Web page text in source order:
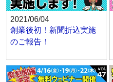
2021/06/04
創業後初！新聞折込実施
のご報告！